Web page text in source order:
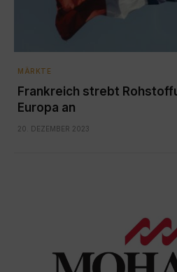
MÄRKTE
Frankreich strebt
Europa an
20. DEZEMBER 2023